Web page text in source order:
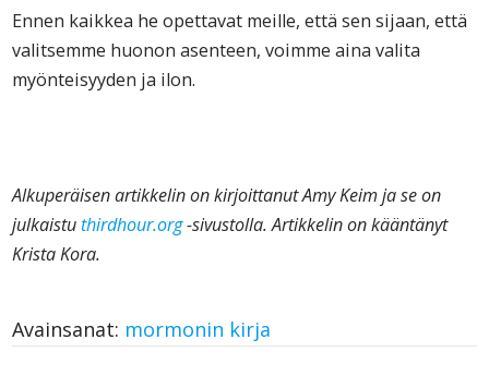
Ennen kaikkea he opettavat meille, että sen sijaan, että
valitsemme huonon asenteen, voimme aina valita
myönteisyyden ja ilon.
Alkuperäisen artikkelin on kirjoittanut Amy Keim ja se on
julkaistuthirdhour.org-sivustolla. Artikkelin on kääntänyt
Krista Kora.
Avainsanat: mormonin kirja